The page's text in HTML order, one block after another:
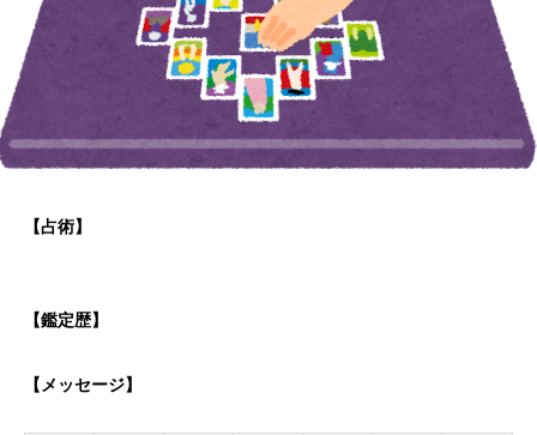
【占術】
【鑑定歴】
【メッセージ】